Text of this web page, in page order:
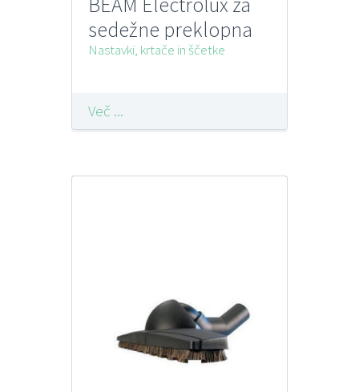
sedežne preklopna
ZE060
Nastavki, krtače in ščetke
Več ...